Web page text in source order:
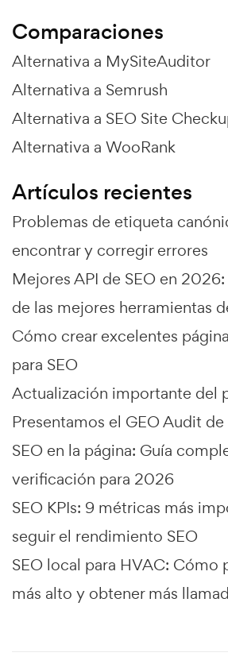
Comparaciones
Alternativa a MySiteAuditor
Alternativa a Semrush
Alternativa a SEO Site
Alternativa a WooRank
Artículos recientes
Problemas de etiqueta
encontrar y corregir errores
Mejores API de SEO en
de las mejores herramientas
Cómo crear excelentes
para SEO
Actualización importante del
Presentamos el GEO Audit
SEO en la página: Guía
verificación para 2026
SEO KPIs: 9 métricas más
seguir el rendimiento SEO
SEO local para HVAC: Cómo
más alto y obtener más